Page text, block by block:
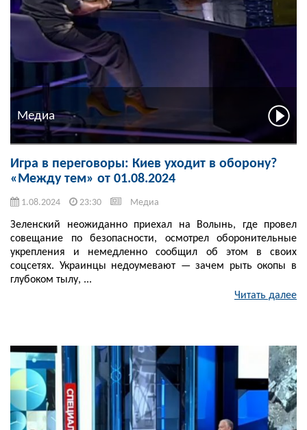
Медиа
Игра в переговоры: Киев уходит в оборону?
«Между тем» от 01.08.2024
1.08.2024 23:30 Медиа
Зеленский неожиданно приехал на Волынь, где провел
совещание по безопасности, осмотрел оборонительные
укрепления и немедленно сообщил об этом в своих
соцсетях. Украинцы недоумевают — зачем рыть окопы в
глубоком тылу, ...
Читать далее